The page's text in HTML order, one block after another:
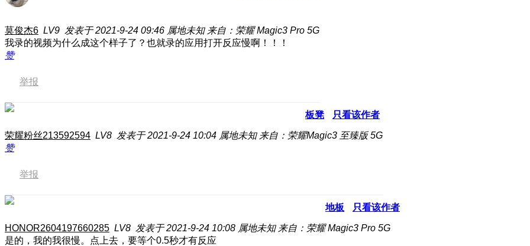
莫俊杰6 LV9 发表于 2021-9-24 09:46 属地未知 来自：荣耀 Magic3 Pro 5G
我录的视频为什么成这个样子了？也就录的应用打开反应慢啊！！！
赞
举报
板凳 只看该作者
荣耀粉丝213592594 LV8 发表于 2021-9-24 10:04 属地未知 来自：荣耀Magic3 至臻版 5G
赞
举报
地板 只看该作者
HONOR2604197660285 LV8 发表于 2021-9-24 10:08 属地未知 来自：荣耀 Magic3 Pro 5G
是的，我的我很慢。点上去，要等个0.5秒才有反应